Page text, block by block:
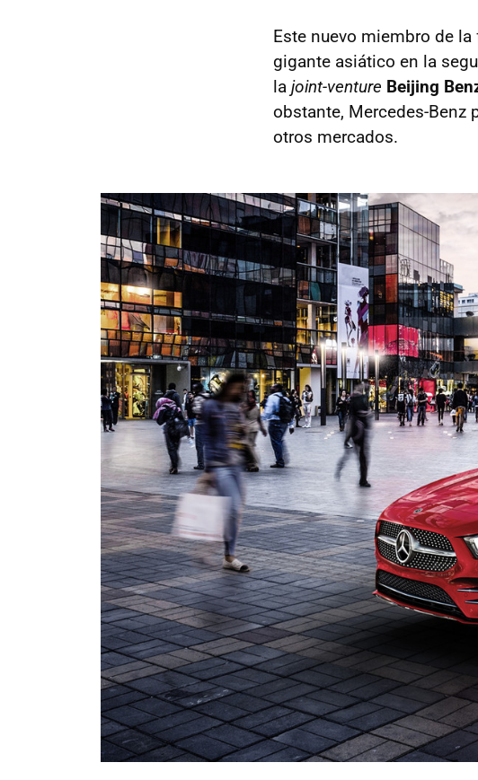
Este nuevo miembro de
gigante asiático en la
la joint-venture Beijing
obstante, Mercedes-Benz
otros mercados.